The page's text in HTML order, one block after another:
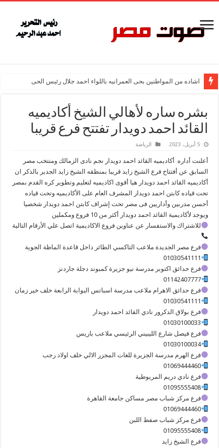
اشاده من المواطنين بحى العمرانيه باللواء احمد جلال رئيس الحى
بشره ساره لأهالي الشيخ أكاديميه
القائد احمد دويدار تفتتح فرع قريبا
5 أبريل، 2023 الرياضة
أعلنت أداره أكاديميه القائد احمد دويدار نجم نادى الزمالك ومنتخب مصر
السابق عن أفتتاح فرع الشيخ زايد قريبا بمنطقه الشيخ زايد الجدير بالذكر ان
أكاديميه القائد احمد دويدار هيا أقوى اكاديميه لتعليم وتطوير كره القدم بمصر
تحت قياده كابتن احمد دويدار المشرف العام على الأكاديميه وتحت قياده
أحسن مدربين وأداريين فى مصر تحت إشراف كابتن احمد دويدار شخصيا
ويوجد لأكاديمية القائد احمد دويدار أكثر من 10 فروع ومكملين
للاشتراك والاستفسار عن عناوين فروع الاكاديمية اتصل علي الأرقام التالية
فرع مصر الجديدة ملاعب التاكسي الطائر داخل قاعدة الماظة الجوية
01030541111
فرع حدائق اكتوبر مدرسة نيو جزيرة كمبوند دجلة جاردنز
01142407777
فرع حدائق الاهرام ملاعب مدرسة اسباتس البوابة الرابعة خلف خير زمان
01030541111
فرع بولاق الدكرور نادي القائد احمد دويدار
01030100033
فرع فيصل شارع الليبيني الرئيسي ملاعب باريس
01030100034
فرع الهرم مدرسة الجزيرة للغات المجزر الالي خلف اولاد رجب
01069444460
فرع نادي دريم المريوطية
01095555408
فرع مركز شباب مصر مساكن جامعة القاهرة
01069444460
فرع مركز شباب صفط اللبن
01095555408
فرع الشيخ زايد